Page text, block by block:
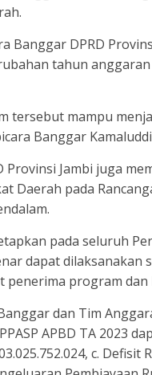
Banggar DPRD
tahun
tersebut mampu
Banggar
Jambi juga
Daerah pada
pada seluruh
dapat dilaksanakan
program dan
dan Tim
APBD TA 2023
c. Defisit